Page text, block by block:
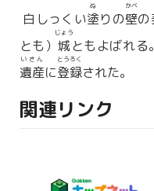
白しっくい塗
ぬ
りの壁
かべ
の
とも） 城
じょう
ともよばれる
遺産
いさん
に登録
とうろく
された。
関連リンク